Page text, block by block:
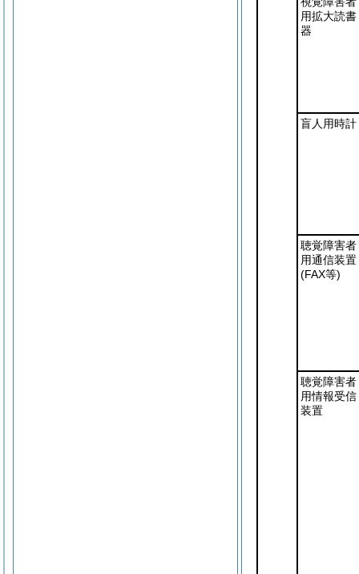
用拡大読書
器
盲人用時計
聴覚障害者
用通信装置
(FAX等)
聴覚障害者
用情報受信
装置